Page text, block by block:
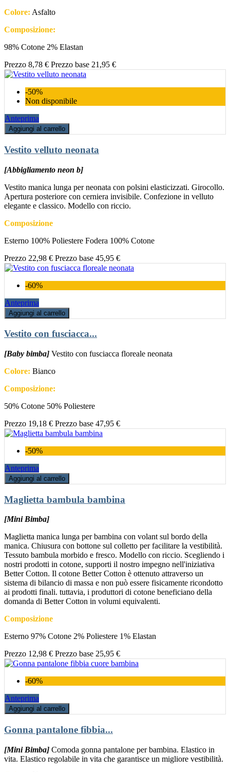
Colore: Asfalto
Composizione:
98% Cotone 2% Elastan
Prezzo 8,78 € Prezzo base 21,95 €
-50%
Non disponibile
Anteprima
Aggiungi al carrello
Vestito velluto neonata
[Abbigliamento neon b]
Vestito manica lunga per neonata con polsini elasticizzati. Girocollo.
Apertura posteriore con cerniera invisibile. Confezione in velluto
elegante e classico. Modello con riccio.
Composizione
Esterno 100% Poliestere Fodera 100% Cotone
Prezzo 22,98 € Prezzo base 45,95 €
-60%
Anteprima
Aggiungi al carrello
Vestito con fusciacca...
[Baby bimba] Vestito con fusciacca floreale neonata
Colore: Bianco
Composizione:
50% Cotone 50% Poliestere
Prezzo 19,18 € Prezzo base 47,95 €
-50%
Anteprima
Aggiungi al carrello
Maglietta bambula bambina
[Mini Bimba]
Maglietta manica lunga per bambina con volant sul bordo della
manica. Chiusura con bottone sul colletto per facilitare la vestibilità.
Tessuto bambula morbido e fresco. Modello con riccio. Scegliendo i
nostri prodotti in cotone, supporti il nostro impegno nell'iniziativa
Better Cotton. Il cotone Better Cotton è ottenuto attraverso un
sistema di bilancio di massa e non può essere fisicamente ricondotto
ai prodotti finali. tuttavia, i produttori di cotone beneficiano della
domanda di Better Cotton in volumi equivalenti.
Composizione
Esterno 97% Cotone 2% Poliestere 1% Elastan
Prezzo 12,98 € Prezzo base 25,95 €
-60%
Anteprima
Aggiungi al carrello
Gonna pantalone fibbia...
[Mini Bimba] Comoda gonna pantalone per bambina. Elastico in
vita. Elastico regolabile in vita che garantisce un migliore vestibilità.